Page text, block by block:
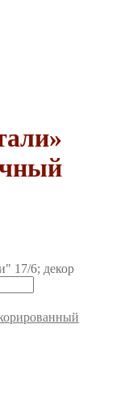
17/6; декор